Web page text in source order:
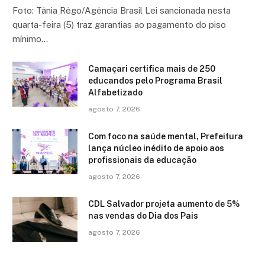
Foto: Tânia Rêgo/Agência Brasil Lei sancionada nesta
quarta-feira (5) traz garantias ao pagamento do piso
mínimo…
Camaçari certifica mais de 250
educandos pelo Programa Brasil
Alfabetizado
agosto 7, 2026
Com foco na saúde mental, Prefeitura
lança núcleo inédito de apoio aos
profissionais da educação
agosto 7, 2026
CDL Salvador projeta aumento de 5%
nas vendas do Dia dos Pais
agosto 7, 2026